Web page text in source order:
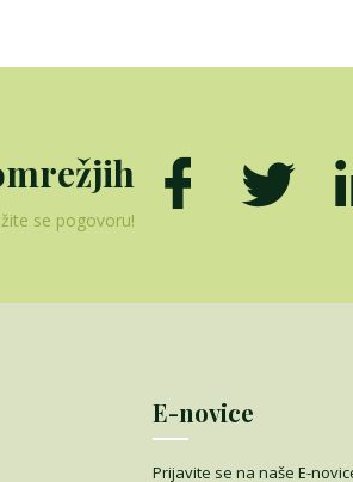
se pogovoru!
E-novice
Prijavite se na naše E-